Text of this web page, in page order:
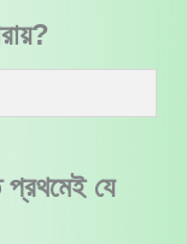
প্রথমেই যে